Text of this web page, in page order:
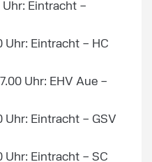
Uhr: Eintracht –
Uhr: Eintracht – HC
Uhr: EHV Aue –
Uhr: Eintracht – GSV
Uhr: Eintracht – SC